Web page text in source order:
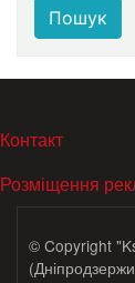
Пошук
МЕНЮ В
Контакт
Розміщення
© Copyright